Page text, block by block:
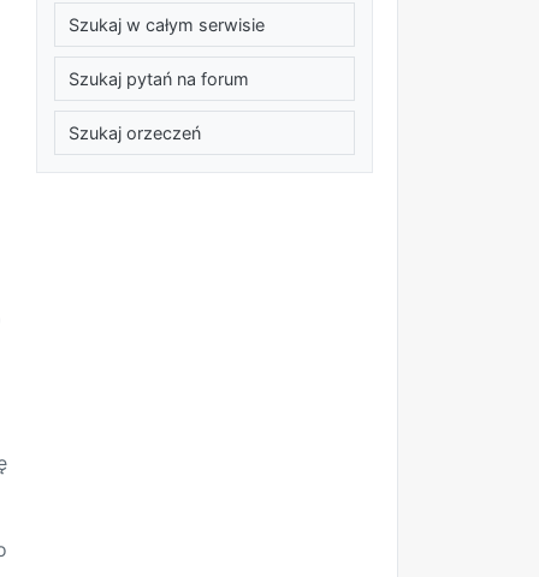
Szukaj w całym serwisie
Szukaj pytań na forum
Szukaj orzeczeń